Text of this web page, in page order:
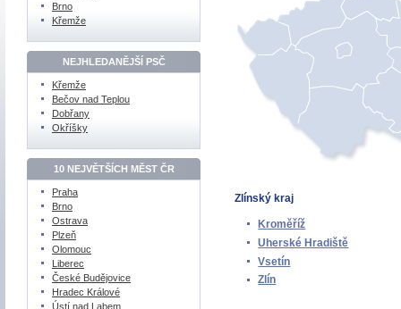
Zlínský kraj
Kroměříž
Uherské Hradiště
Vsetín
Zlín
Brno
Křemže
NEJHLEDANĚJŠÍ PSČ
Křemže
Bečov nad Teplou
Dobřany
Okříšky
10 NEJVĚTŠÍCH MĚST ČR
Praha
Brno
Ostrava
Plzeň
Olomouc
Liberec
České Budějovice
Hradec Králové
Ústí nad Labem